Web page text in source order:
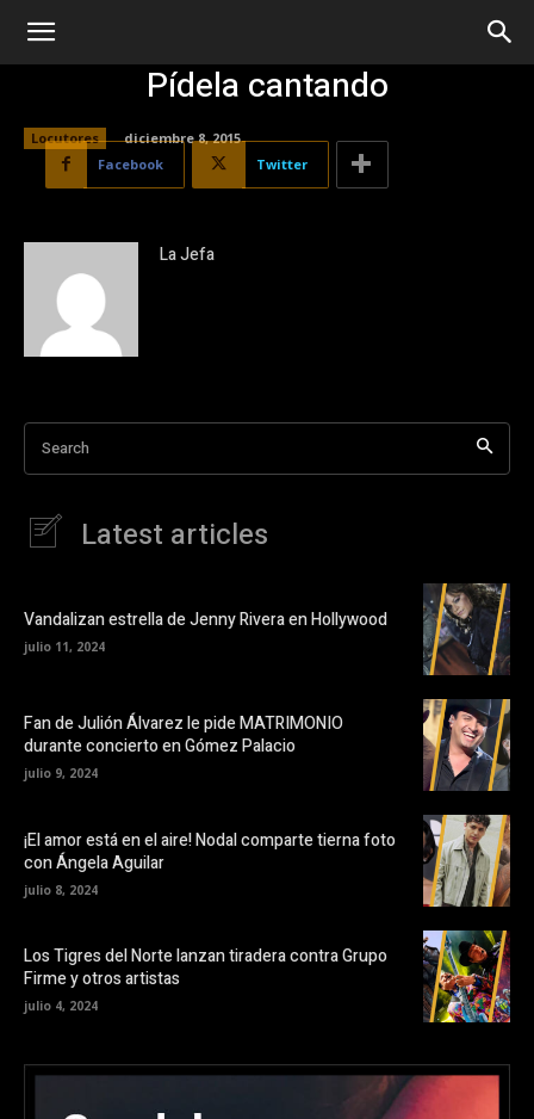
Pídela cantando
Locutores
diciembre 8, 2015
Facebook
Twitter
La Jefa
Search
Latest articles
Vandalizan estrella de Jenny Rivera en Hollywood
julio 11, 2024
Fan de Julión Álvarez le pide MATRIMONIO
durante concierto en Gómez Palacio
julio 9, 2024
¡El amor está en el aire! Nodal comparte tierna foto
con Ángela Aguilar
julio 8, 2024
Los Tigres del Norte lanzan tiradera contra Grupo
Firme y otros artistas
julio 4, 2024